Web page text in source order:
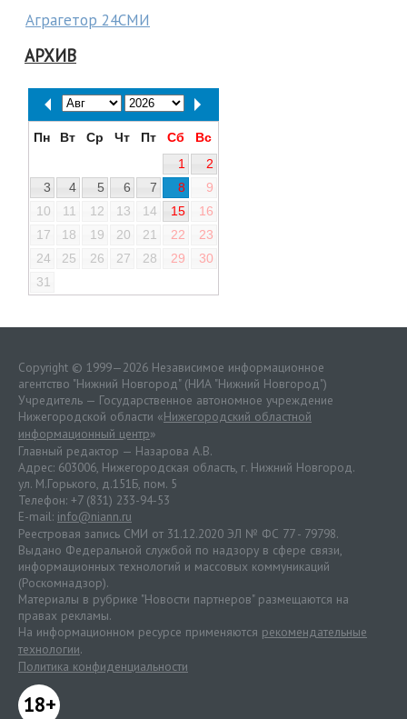
Аграгетор 24СМИ
АРХИВ
Пн Вт Ср Чт Пт Сб
Вс
1
2
3
4 5 6 7 8
9
10
11 12 13 14 15
16
17
18 19 20 21 22
23
24
25 26 27 28 29
30
31
Copyright © 1999—2026 Независимое информационное
агентство "Нижний Новгород" (НИА "Нижний Новгород")
Учредитель — Государственное автономное учреждение
Нижегородской области «Нижегородский областной
информационный центр»
Главный редактор — Назарова А.В.
Адрес: 603006, Нижегородская область, г. Нижний Новгород.
ул. М.Горького, д.151Б, пом. 5
Телефон: +7 (831) 233-94-53
E-mail: info@niann.ru
Реестровая запись СМИ от 31.12.2020 ЭЛ № ФС 77 - 79798.
Выдано Федеральной службой по надзору в сфере связи,
информационных технологий и массовых коммуникаций
(Роскомнадзор).
Материалы в рубрике "Новости партнеров" размещаются на
правах рекламы.
На информационном ресурсе применяются рекомендательные
технологии.
Политика конфиденциальности
18+